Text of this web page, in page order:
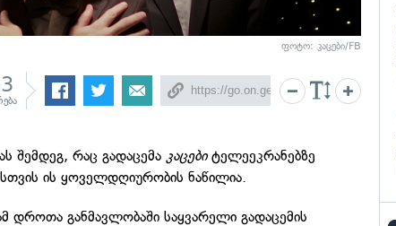
ფოტო: კაცები/FB
შემდეგ, რაც გადაცემაკაცებიტელეეკრანებზე
ის ყოველდღიურობის ნაწილია.
დროთა განმავლობაში საყვარელი გადაცემის